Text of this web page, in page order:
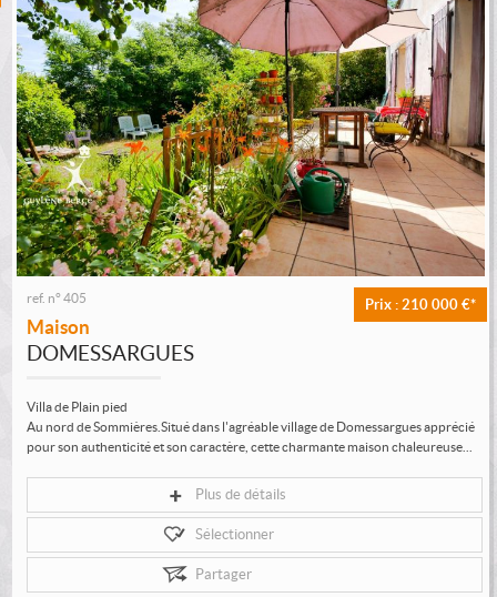
Prix : 210 000 €*
ref. n° 405
Maison
DOMESSARGUES
Villa de Plain pied
Au nord de Sommières.Situé dans l'agréable village de Domessargues apprécié
pour son authenticité et son caractère, cette charmante maison chaleureuse...
Plus de détails
Sélectionner
Partager